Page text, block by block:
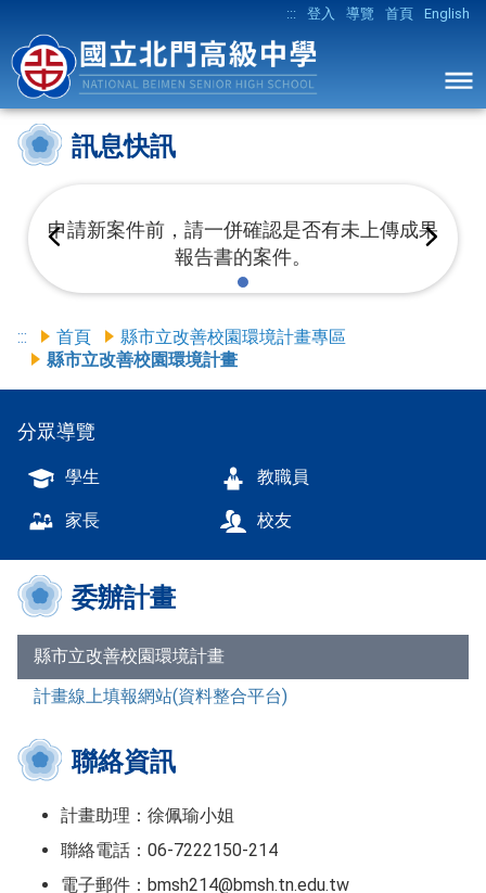
::: 登入 導覽 首頁 English
訊息快訊
申請新案件前，請一併確認是否有未上傳成果
報告書的案件。
::: 首頁
縣市立改善校園環境計畫專區
縣市立改善校園環境計畫
分眾導覽
學生 教職員
家長 校友
委辦計畫
縣市立改善校園環境計畫
計畫線上填報網站(資料整合平台)
聯絡資訊
計畫助理：徐佩瑜小姐
聯絡電話：06-7222150-214
電子郵件：bmsh214@bmsh.tn.edu.tw